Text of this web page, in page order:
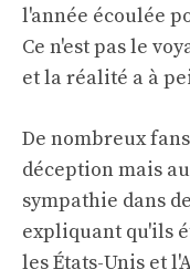
l'année écoulée
Ce n'est pas le
et la réalité a à
De nombreux
déception mais
sympathie dans
expliquant qu'ils
les États-Unis et